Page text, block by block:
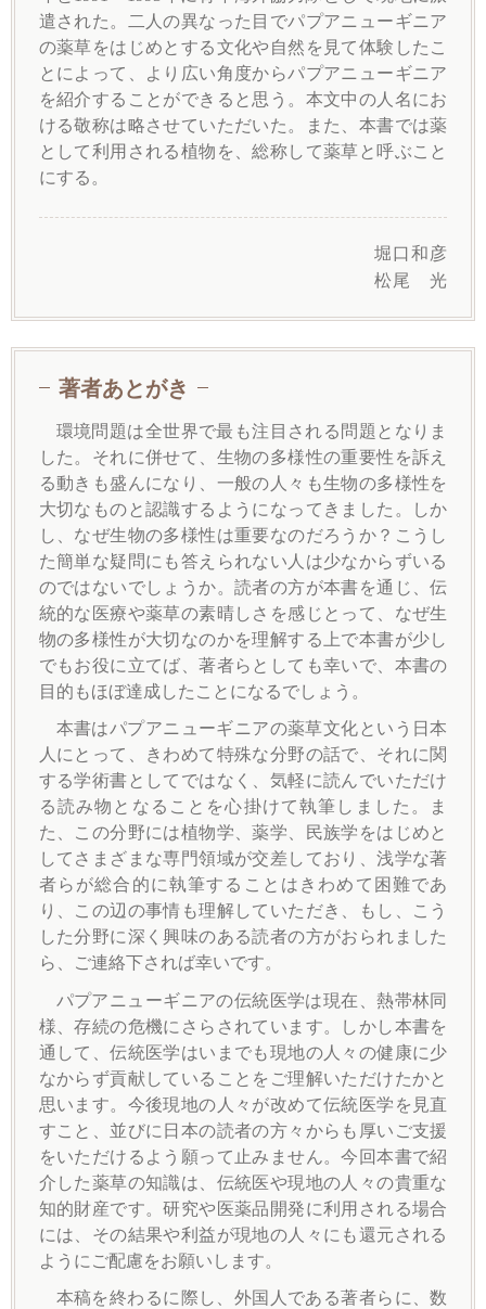
遣された。二人の異なった目でパプアニューギニア
の薬草をはじめとする文化や自然を見て体験したこ
とによって、より広い角度からパプアニューギニア
を紹介することができると思う。本文中の人名にお
ける敬称は略させていただいた。また、本書では薬
として利用される植物を、総称して薬草と呼ぶこと
にする。
堀口和彦
松尾 光
著者あとがき
環境問題は全世界で最も注目される問題となりま
した。それに併せて、生物の多様性の重要性を訴え
る動きも盛んになり、一般の人々も生物の多様性を
大切なものと認識するようになってきました。しか
し、なぜ生物の多様性は重要なのだろうか？こうし
た簡単な疑問にも答えられない人は少なからずいる
のではないでしょうか。読者の方が本書を通じ、伝
統的な医療や薬草の素晴しさを感じとって、なぜ生
物の多様性が大切なのかを理解する上で本書が少し
でもお役に立てば、著者らとしても幸いで、本書の
目的もほぼ達成したことになるでしょう。
本書はパプアニューギニアの薬草文化という日本
人にとって、きわめて特殊な分野の話で、それに関
する学術書としてではなく、気軽に読んでいただけ
る読み物となることを心掛けて執筆しました。ま
た、この分野には植物学、薬学、民族学をはじめと
してさまざまな専門領域が交差しており、浅学な著
者らが総合的に執筆することはきわめて困難であ
り、この辺の事情も理解していただき、もし、こう
した分野に深く興味のある読者の方がおられました
ら、ご連絡下されば幸いです。
パプアニューギニアの伝統医学は現在、熱帯林同
様、存続の危機にさらされています。しかし本書を
通して、伝統医学はいまでも現地の人々の健康に少
なからず貢献していることをご理解いただけたかと
思います。今後現地の人々が改めて伝統医学を見直
すこと、並びに日本の読者の方々からも厚いご支援
をいただけるよう願って止みません。今回本書で紹
介した薬草の知識は、伝統医や現地の人々の貴重な
知的財産です。研究や医薬品開発に利用される場合
には、その結果や利益が現地の人々にも還元される
ようにご配慮をお願いします。
本稿を終わるに際し、外国人である著者らに、数